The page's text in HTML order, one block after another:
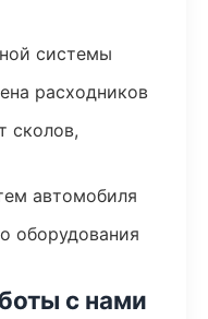
системы
расходников
сколов,
автомобиля
оборудования
с нами